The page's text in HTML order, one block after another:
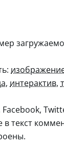
, интерактив,
текст